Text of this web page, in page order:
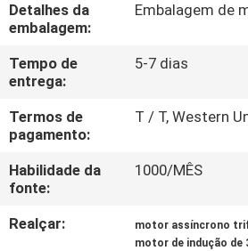
CONTACTE-
NOS
PEÇA
UMAS
CITAÇÕES
Detalhes da
embalagem:
Embalagem de
Tempo de
entrega:
5-7 dias
Termos de
pagamento:
T / T, Western
Habilidade da
fonte:
1000/MÊS
Realçar: motor assíncrono
motor de indução de